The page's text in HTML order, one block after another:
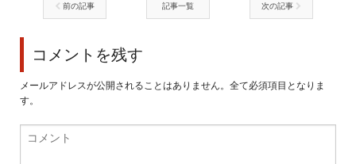
前の記事 記事一覧 次の記事
コメントを残す
メールアドレスが公開されることはありません。全て必須項目となりま
す。